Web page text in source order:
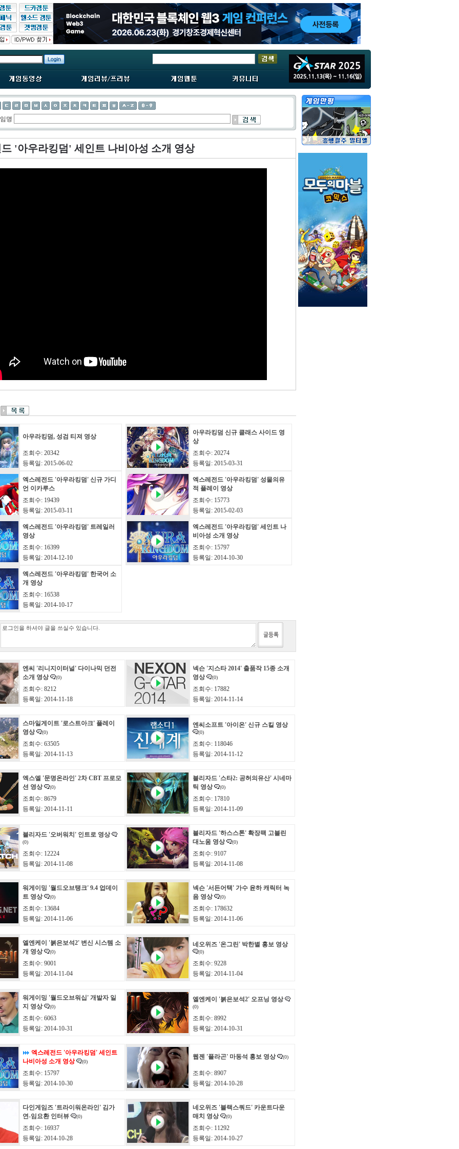
명
'아우라킹덤' 세인트 나비아성 소개 영상
아우라킹덤, 성검 티져 영상
조회수: 20342
등록일: 2015-06-02
아우라킹덤 신규 클래스 사이드 영
상
조회수: 20274
등록일: 2015-03-31
엑스레전드 '아우라킹덤' 신규 가디
언 이카루스
조회수: 19439
등록일: 2015-03-11
엑스레전드 '아우라킹덤' 성물의유
적 플레이 영상
조회수: 15773
등록일: 2015-02-03
엑스레전드 '아우라킹덤' 트레일러
영상
조회수: 16399
등록일: 2014-12-10
엑스레전드 '아우라킹덤' 세인트 나
비아성 소개 영상
조회수: 15797
등록일: 2014-10-30
엑스레전드 '아우라킹덤' 한국어 소
개 영상
조회수: 16538
등록일: 2014-10-17
엔씨 '리니지이터널' 다이나믹 던전
소개 영상
(0)
조회수: 8212
등록일: 2014-11-18
넥슨 '지스타 2014' 출품작 15종 소개
영상
(0)
조회수: 17882
등록일: 2014-11-14
스마일게이트 '로스트아크' 플레이
영상
(0)
조회수: 63505
등록일: 2014-11-13
엔씨소프트 '아이온' 신규 스킬 영상
(0)
조회수: 118046
등록일: 2014-11-12
엑스엘 '문명온라인' 2차 CBT 프로모
션 영상
(0)
조회수: 8679
등록일: 2014-11-11
블리자드 '스타2: 공허의유산' 시네마
틱 영상
(0)
조회수: 17810
등록일: 2014-11-09
블리자드 '오버워치' 인트로 영상
(0)
조회수: 12224
등록일: 2014-11-08
블리자드 '하스스톤' 확장팩 고블린
대노움 영상
(0)
조회수: 9107
등록일: 2014-11-08
워게이밍 '월드오브탱크' 9.4 업데이
트 영상
(0)
조회수: 13684
등록일: 2014-11-06
넥슨 '서든어택' 가수 윤하 캐릭터 녹
음 영상
(0)
조회수: 178632
등록일: 2014-11-06
엘엔케이 '붉은보석2' 변신 시스템 소
개 영상
(0)
조회수: 9001
등록일: 2014-11-04
네오위즈 '온그린' 박한별 홍보 영상
(0)
조회수: 9228
등록일: 2014-11-04
워게이밍 '월드오브워십' 개발자 일
지 영상
(0)
조회수: 6063
등록일: 2014-10-31
엘엔케이 '붉은보석2' 오프닝 영상
(0)
조회수: 8992
등록일: 2014-10-31
엑스레전드 '아우라킹덤' 세인트
나비아성 소개 영상
(0)
조회수: 15797
등록일: 2014-10-30
웹젠 '플라곤' 마동석 홍보 영상 (0)
조회수: 8907
등록일: 2014-10-28
다인게임즈 '트라이워온라인' 김가
연-임요환 인터뷰
(0)
조회수: 16937
등록일: 2014-10-28
네오위즈 '블랙스쿼드' 카운트다운
매치 영상
(0)
조회수: 11292
등록일: 2014-10-27